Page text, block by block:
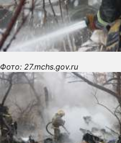
Фото: 27.mchs.gov.ru